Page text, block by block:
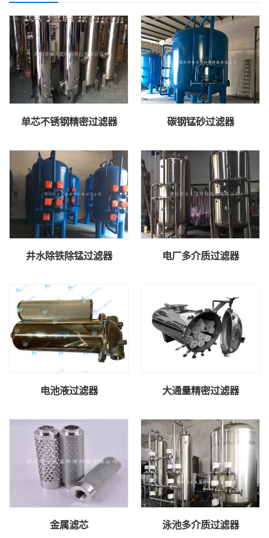
单芯不锈钢精密过滤器 碳钢锰砂过滤器
井水除铁除锰过滤器 电厂多介质过滤器
电池液过滤器 大通量精密过滤器
金属滤芯 泳池多介质过滤器